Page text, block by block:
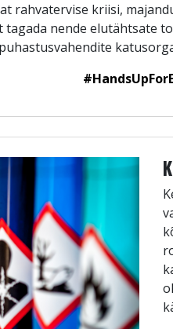
rahvatervise kriisi,
nende elutähtsate